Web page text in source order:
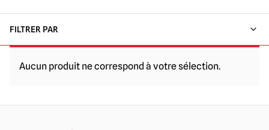
FILTRER PAR
Aucun produit ne correspond à votre sélection.